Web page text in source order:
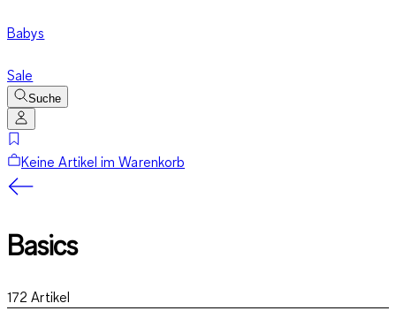
Babys
Sale
Suche
Keine Artikel im Warenkorb
Basics
172 Artikel